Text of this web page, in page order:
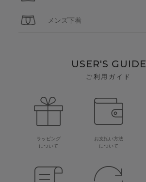
メンズ下着
USER'S GUIDE
ご利用ガイド
ラッピング
について
お支払い方法
について